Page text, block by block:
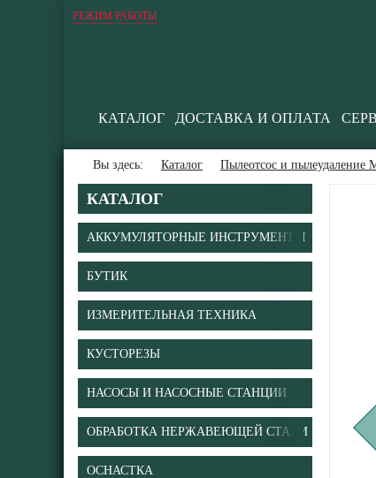
РЕЖИМ РАБОТЫ
КАТАЛОГ ДОСТАВКА И ОПЛАТА
Вы здесь: Каталог Пылеотсос и пылеудаление
КАТАЛОГ
АККУМУЛЯТОРНЫЕ ИНСТРУМЕНТЫ
БУТИК
ИЗМЕРИТЕЛЬНАЯ ТЕХНИКА
КУСТОРЕЗЫ
НАСОСЫ И НАСОСНЫЕ СТАНЦИИ
ОБРАБОТКА НЕРЖАВЕЮЩЕЙ СТАЛИ
ОСНАСТКА